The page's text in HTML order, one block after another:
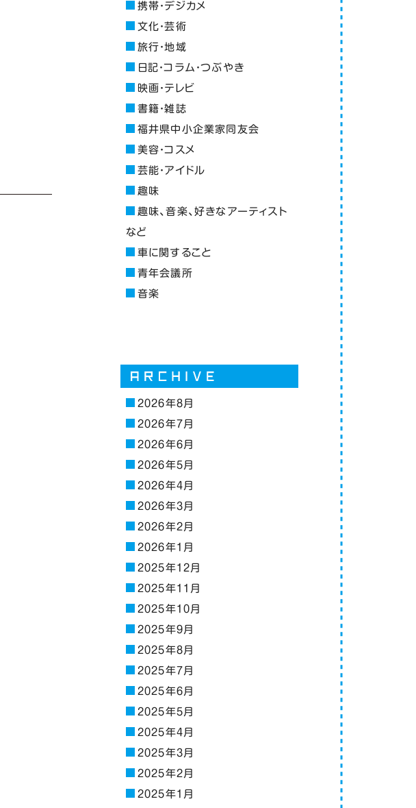
携帯・デジカメ
文化・芸術
旅行・地域
日記・コラム・つぶやき
映画・テレビ
書籍・雑誌
福井県中小企業家同友会
美容・コスメ
芸能・アイドル
趣味
趣味、音楽、好きなアーティスト
など
車に関すること
青年会議所
音楽
2026年8月
2026年7月
2026年6月
2026年5月
2026年4月
2026年3月
2026年2月
2026年1月
2025年12月
2025年11月
2025年10月
2025年9月
2025年8月
2025年7月
2025年6月
2025年5月
2025年4月
2025年3月
2025年2月
2025年1月